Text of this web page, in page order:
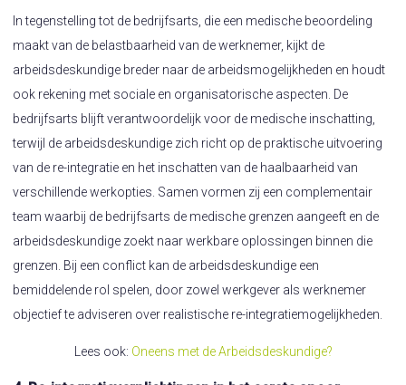
In tegenstelling tot de bedrijfsarts, die een medische beoordeling
maakt van de belastbaarheid van de werknemer, kijkt de
arbeidsdeskundige breder naar de arbeidsmogelijkheden en houdt
ook rekening met sociale en organisatorische aspecten. De
bedrijfsarts blijft verantwoordelijk voor de medische inschatting,
terwijl de arbeidsdeskundige zich richt op de praktische uitvoering
van de re-integratie en het inschatten van de haalbaarheid van
verschillende werkopties. Samen vormen zij een complementair
team waarbij de bedrijfsarts de medische grenzen aangeeft en de
arbeidsdeskundige zoekt naar werkbare oplossingen binnen die
grenzen. Bij een conflict kan de arbeidsdeskundige een
bemiddelende rol spelen, door zowel werkgever als werknemer
objectief te adviseren over realistische re-integratiemogelijkheden.
Lees ook: Oneens met de Arbeidsdeskundige?